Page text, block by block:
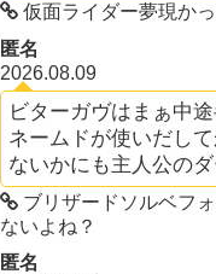
仮面ライダー夢現か
匿名
2026.08.09
ビターガヴはまぁ中
ネームドが使いだし
ないかにも主人公の
ブリザードソルベフ
ないよね？
匿名